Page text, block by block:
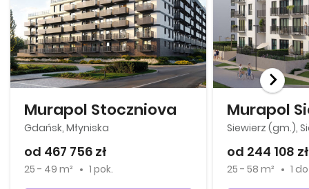
Murapol Stoczniova
Gdańsk, Młyniska
od 467 756 zł
25 - 49 m² 1 pok.
Siewierz (gm.),
od 244 108 zł
25 - 58 m² 1